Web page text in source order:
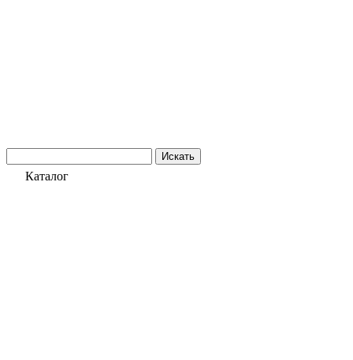
Искать
Каталог